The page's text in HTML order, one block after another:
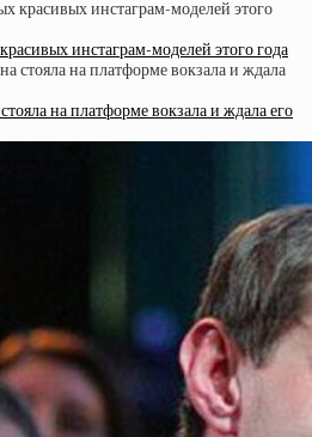
инстаграм-моделей этого года
на платформе вокзала и ждала его